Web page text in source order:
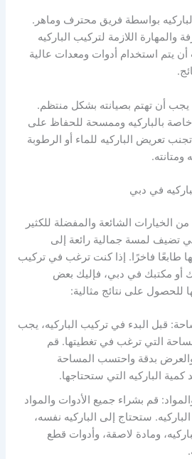
بواسطة فريق محترف وماهر.
اللازمة لتركيب الباركيه
يتم استخدام أدوات ومعدات عالية
يجب أن تهتم بصيانته بشكل منتظم.
بالباركيه وممسحة للحفاظ على
تعريض الباركيه للماء أو الرطوبة
ومتانته.
في دبي
من الخيارات الشائعة والمفضلة للكثير
لمسة جمالية رائعة إلى
طابعًا فاخرًا. إذا كنت ترغب في تركيب
أو مكتبك في دبي، فإليك بعض
للحصول على نتائج مثالية:
قبل البدء في تركيب الباركيه، يجب
التي ترغب في تغطيتها. قم
بدقة واحتسب المساحة
كمية الباركيه التي ستحتاجها.
قم بشراء جميع الأدوات والمواد
ستحتاج إلى الباركيه نفسه،
ومادة لاصقة، وأدوات قطع